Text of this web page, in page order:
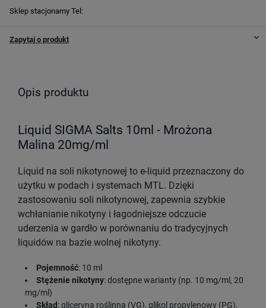
Sklep stacjonarny Tel:
Zapytaj o produkt keyboard_arrow_down
Opis produktu
Liquid SIGMA Salts 10ml - Mrożona
Malina 20mg/ml
Liquid na soli nikotynowej to e-liquid przeznaczony do
użytku w podach i systemach MTL. Dzięki
zastosowaniu soli nikotynowej, zapewnia szybkie
wchłanianie nikotyny i łagodniejsze odczucie
uderzenia w gardło w porównaniu do tradycyjnych
liquidów na bazie wolnej nikotyny.
Pojemność: 10 ml
Stężenie nikotyny: dostępne warianty (np. 10 mg/ml, 20
mg/ml)
Skład : gliceryna roślinna (VG), glikol propylenowy (PG),